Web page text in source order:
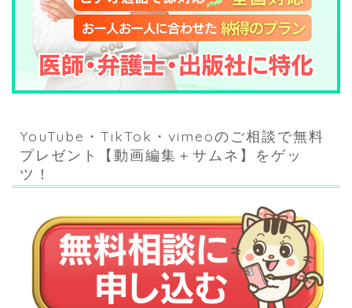
YouTube・TikTok・vimeoのご相談で無料
プレゼント【動画編集＋サムネ】をゲッ
ツ！